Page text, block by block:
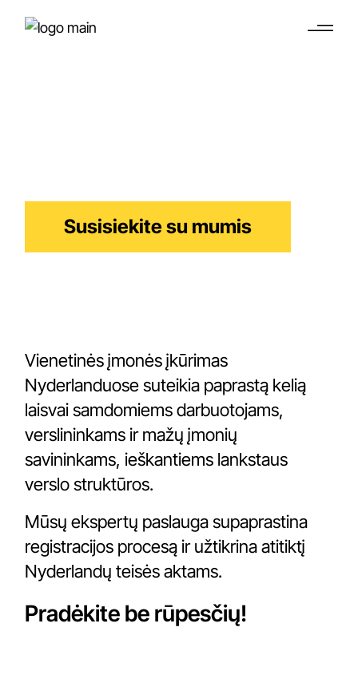
Susisiekite su mumis
Vienetinės įmonės įkūrimas
Nyderlanduose suteikia paprastą kelią
laisvai samdomiems darbuotojams,
verslininkams ir mažų įmonių
savininkams, ieškantiems lankstaus
verslo struktūros.
Mūsų ekspertų paslauga supaprastina
registracijos procesą ir užtikrina atitiktį
Nyderlandų teisės aktams.
Pradėkite be rūpesčių!